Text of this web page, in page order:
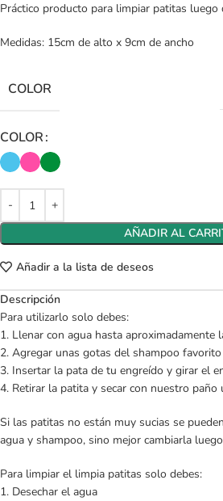
Práctico producto para limpiar patitas luego
Medidas: 15cm de alto x 9cm de ancho
COLOR
COLOR
AÑADIR AL
Añadir a la lista de deseos
Descripción
Para utilizarlo solo debes:
1. Llenar con agua hasta aproximadamente
2. Agregar unas gotas del shampoo
3. Insertar la pata de tu engreído y girar el
4. Retirar la patita y secar con nuestro
Si las patitas no están muy sucias se
agua y shampoo, sino mejor cambiarla
Para limpiar el limpia patitas solo debes:
1. Desechar el agua